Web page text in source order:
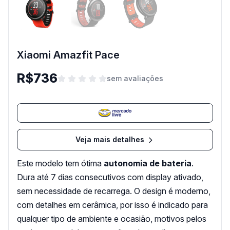
Xiaomi Amazfit Pace
R$736 sem avaliações
Veja mais detalhes
Este modelo tem ótima autonomia de bateria.
Dura até 7 dias consecutivos com display ativado,
sem necessidade de recarrega. O design é moderno,
com detalhes em cerâmica, por isso é indicado para
qualquer tipo de ambiente e ocasião, motivos pelos